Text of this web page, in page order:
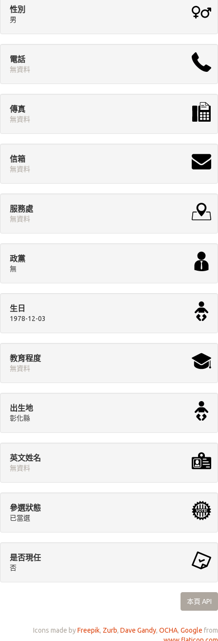
性別
男
電話
無資料
傳真
無資料
信箱
無資料
服務處
無資料
政黨
無
生日
1978-12-03
教育程度
無資料
出生地
彰化縣
英文姓名
無資料
參選狀態
已當選
是否現任
否
本頁 API
Icons made byFreepik, Zurb, Dave Gandy, OCHA, Google from